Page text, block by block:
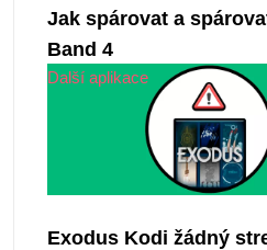
Jak spárovat a
Band 4
Další aplikace
Exodus Kodi žádný